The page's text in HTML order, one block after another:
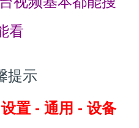
看
提示
置 - 通用 - 设备